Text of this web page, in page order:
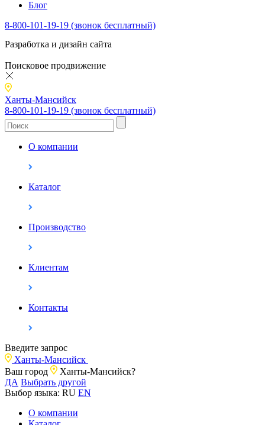
Блог
8-800-101-19-19 (звонок бесплатный)
Разработка и дизайн сайта
Поисковое продвижение
Ханты-Мансийск
8-800-101-19-19 (звонок бесплатный)
О компании
Каталог
Производство
Клиентам
Контакты
Введите запрос
Ханты-Мансийск
Ваш город
Ханты-Мансийск?
ДА Выбрать другой
Выбор языка: RU EN
О компании